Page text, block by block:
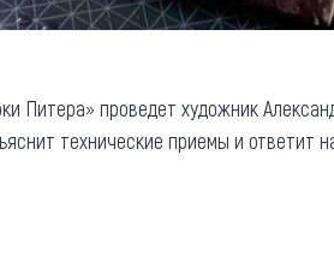
Питера» проведет художник
технические приемы и ответит